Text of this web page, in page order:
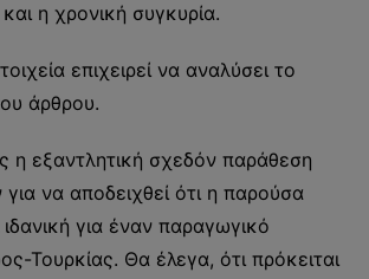
η χρονική συγκυρία.
επιχειρεί να αναλύσει το
άρθρου.
η εξαντλητική σχεδόν παράθεση
για να αποδειχθεί ότι η παρούσα
ιδανική για έναν παραγωγικό
Τουρκίας. Θα έλεγα, ότι πρόκειται